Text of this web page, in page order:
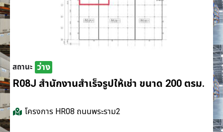
สถานะ ว่าง
R08J สำนักงานสำเร็จรูปให้เช่า ขนาด 200 ตรม.
โครงการ HR08 ถนนพระราม2